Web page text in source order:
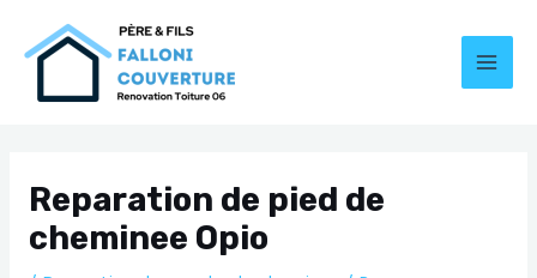
Reparation de pied de
cheminee Opio